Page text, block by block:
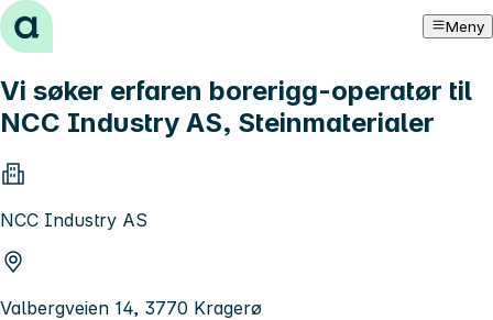
Hopp til innhold Meny
Vi søker erfaren borerigg-operatør til
NCC Industry AS, Steinmaterialer
NCC Industry AS
Valbergveien 14, 3770 Kragerø